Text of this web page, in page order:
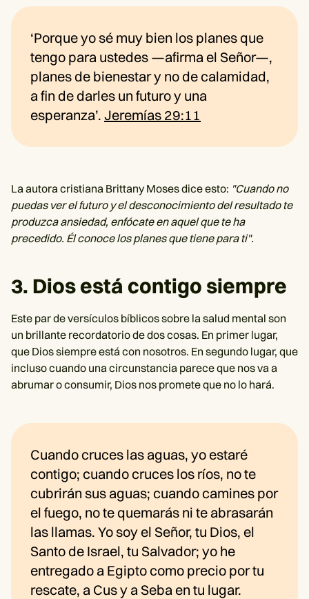
‘Porque yo sé muy bien los planes que
tengo para ustedes —afirma el Señor—,
planes de bienestar y no de calamidad,
a fin de darles un futuro y una
esperanza’. Jeremías 29:11
La autora cristiana Brittany Moses dice esto: "Cuando no
puedas ver el futuro y el desconocimiento del resultado te
produzca ansiedad, enfócate en aquel que te ha
precedido. Él conoce los planes que tiene para ti".
3. Dios está contigo siempre
Este par de versículos bíblicos sobre la salud mental son
un brillante recordatorio de dos cosas. En primer lugar,
que Dios siempre está con nosotros. En segundo lugar, que
incluso cuando una circunstancia parece que nos va a
abrumar o consumir, Dios nos promete que no lo hará.
Cuando cruces las aguas, yo estaré
contigo; cuando cruces los ríos, no te
cubrirán sus aguas; cuando camines por
el fuego, no te quemarás ni te abrasarán
las llamas. Yo soy el Señor, tu Dios, el
Santo de Israel, tu Salvador; yo he
entregado a Egipto como precio por tu
rescate, a Cus y a Seba en tu lugar.